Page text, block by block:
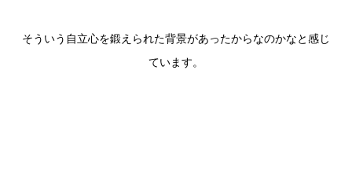
そういう自立心を鍛えられた背景があったからなのかなと感じ
ています。